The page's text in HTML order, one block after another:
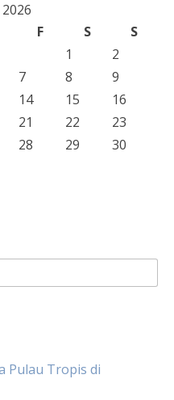
F S
S
1
2
7 8
9
14 15
16
21 22
23
28 29
30
Pulau Tropis di